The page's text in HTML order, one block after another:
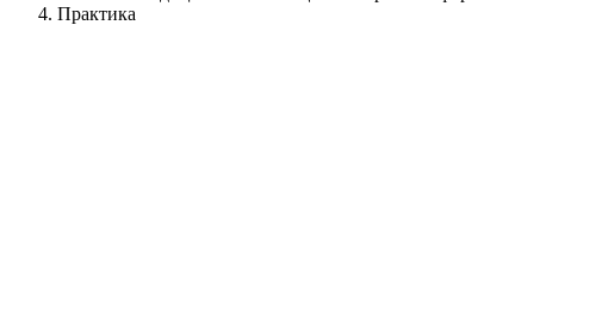
Практика